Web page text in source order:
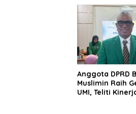
Anggota DPRD
Muslimin Raih
UMI, Teliti